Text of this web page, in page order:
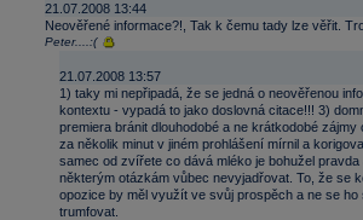
21.07.2008 13:44
Neověřené informace?!, Tak k čemu tady lze věřit.
Peter....:(
21.07.2008 13:57
1) taky mi nepřipadá, že se jedná o neověřenou
kontextu - vypadá to jako doslovná citace!!! 3)
premiera bránit dlouhodobé a ne krátkodobé
za několik minut v jiném prohlášení mírnil a
samec od zvířete co dává mléko je bohužel
některým otázkám vůbec nevyjadřovat. To, že se
opozice by měl využít ve svůj prospěch a ne se
trumfovat.